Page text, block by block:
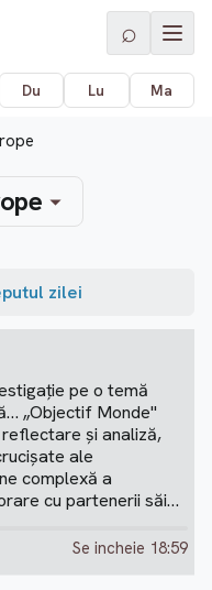
⌕
Du Lu Ma
zilei
pe o temă
„Objectif Monde''
și analiză,
ale
complexă a
cu partenerii săi
Radio-Canada,
susținerea mass-
Se incheie 18:59